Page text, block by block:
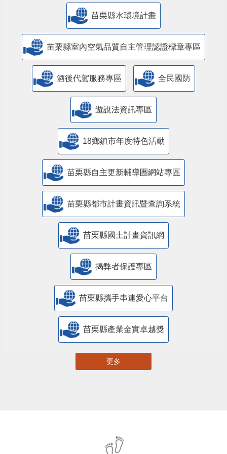
苗栗縣水環境計畫
苗栗縣室內空氣品質自主管理認證標章專區
酒後代駕服務專區 全民國防
遊說法資訊專區
18鄉鎮市年度特色活動
苗栗縣自主更新輔導團網站專區
苗栗縣都市計畫資訊暨查詢系統
苗栗縣國土計畫資訊網
揭弊者保護專區
苗栗縣攜手串連愛心平台
苗栗縣產業金實卓越獎
更多